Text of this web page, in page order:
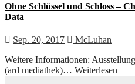
Ohne Schlüssel und Schloss –
Data
Sep. 20, 2017
McLuhan
Weitere Informationen:
(ard mediathek)… Weiterlesen